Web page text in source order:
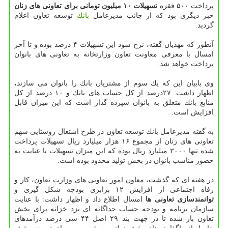
پرداخت ۵۰۰ فقره
تسهیلات ۱۰ میلیون تومانی برای تعاونی های زنان
خبر دیگری بود كه از جانب مدیرعامل بانك توسعه تعاون اعلام
گردید.
آنطور كه مهدیان گفته، نرخ سود این تسهیلات ۴ درصد بوده و تا آخر
امسال با معرفی معاونت تعاون وزارتخانه به تعاونی های بانوان
پرداخت خواهد شد.
وی بابیان این كه یك سوم از مشتریان بانك را بانوان می سازند،
اظهار داشت: ۲۷درصد از كل حساب های بانك و ۱۰ درصد از كل
منابع بانك متعلق به بانوان سپرده گذار است كه این میزان قابل
افزایش است.
به گفته مدیرعامل بانك توسعه تعاون در طرح اشتغال روستایی سهم
تعاونی های زنان از مجموع ۱۶ هزار میلیارد ریال تسهیلات پرداخت
شده تنها ۳۰۰۰ میلیارد ریال بوده كه این میزان تسهیلات با عنایت به
حضور مناسب بانوان در بخش تولید محدود بوده است.
در هفته ای كه گذشت، معاون امور تعاونی های وزارت تعاون، كار و
رفاه اجتماعی از افزایش ۱۲ برابری بودجه شكل گیری و
توانمندسازی تعاونی ها امسال اطلاع داد و اظهار داشت: با عنایت
سازمان برنامه و بودجه حساب جداگانه ای نزد خزانه برای بخش
تعاون باز شده تا در جهت بند ۲۹ اصل ۴۴ سی درصد درآمدهای